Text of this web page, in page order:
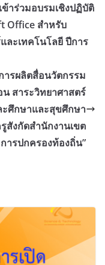
าร่วมอบรมเชิงปฏิบัติ
Office สำหรับ
ะเทคโนโลยี ปีการ
รผลิตสื่อนวัตกรรม
สาระวิทยาศาสตร์
ศึกษาและสุขศึกษา
สังกัดสำนักงานเขต
รปกครองท้องถิ่น”